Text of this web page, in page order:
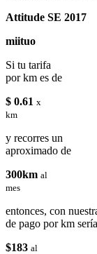
Attitude SE 2017
miituo
Si tu tarifa
por km es de
$ 0.61 x
km
y recorres un
aproximado de
300km al
mes
entonces, con
de pago por km
$183 al